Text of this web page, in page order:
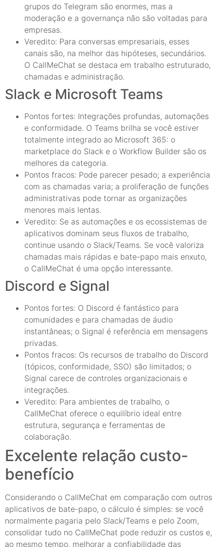
grupos do Telegram são enormes, mas a
moderação e a governança não são voltadas para
empresas.
Veredito: Para conversas empresariais, esses
canais são, na melhor das hipóteses, secundários.
O CallMeChat se destaca em trabalho estruturado,
chamadas e administração.
Slack e Microsoft Teams
Pontos fortes: Integrações profundas, automações
e conformidade. O Teams brilha se você estiver
totalmente integrado ao Microsoft 365: o
marketplace do Slack e o Workflow Builder são os
melhores da categoria.
Pontos fracos: Pode parecer pesado; a experiência
com as chamadas varia; a proliferação de funções
administrativas pode tornar as organizações
menores mais lentas.
Veredito: Se as automações e os ecossistemas de
aplicativos dominam seus fluxos de trabalho,
continue usando o Slack/Teams. Se você valoriza
chamadas mais rápidas e bate-papo mais enxuto,
o CallMeChat é uma opção interessante.
Discord e Signal
Pontos fortes: O Discord é fantástico para
comunidades e para chamadas de áudio
instantâneas; o Signal é referência em mensagens
privadas.
Pontos fracos: Os recursos de trabalho do Discord
(tópicos, conformidade, SSO) são limitados; o
Signal carece de controles organizacionais e
integrações.
Veredito: Para ambientes de trabalho, o
CallMeChat oferece o equilíbrio ideal entre
estrutura, segurança e ferramentas de
colaboração.
Excelente relação custo-
benefício
Considerando o CallMeChat em comparação com outros
aplicativos de bate-papo, o cálculo é simples: se você
normalmente pagaria pelo Slack/Teams e pelo Zoom,
consolidar tudo no CallMeChat pode reduzir os custos e,
ao mesmo tempo, melhorar a confiabilidade das